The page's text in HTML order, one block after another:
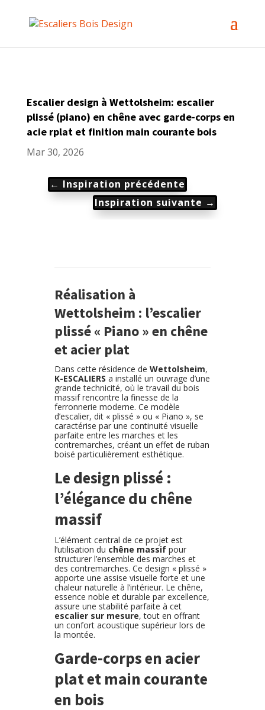
Escalier design à Wettolsheim: escalier
plissé (piano) en chêne avec garde-corps en
acie rplat et finition main courante bois
Mar 30, 2026
← Inspiration précédente
Inspiration suivante →
Réalisation à
Wettolsheim : l’escalier
plissé « Piano » en chêne
et acier plat
Dans cette résidence deWettolsheim,
K-ESCALIERS a installé un ouvrage d’une
grande technicité, où le travail du bois
massif rencontre la finesse de la
ferronnerie moderne. Ce modèle
d’escalier, dit « plissé » ou « Piano », se
caractérise par une continuité visuelle
parfaite entre les marches et les
contremarches, créant un effet de ruban
boisé particulièrement esthétique.
Le design plissé :
l’élégance du chêne
massif
L’élément central de ce projet est
l’utilisation du chêne massif pour
structurer l’ensemble des marches et
des contremarches. Ce design « plissé »
apporte une assise visuelle forte et une
chaleur naturelle à l’intérieur. Le chêne,
essence noble et durable par excellence,
assure une stabilité parfaite à cet
escalier sur mesure, tout en offrant
un confort acoustique supérieur lors de
la montée.
Garde-corps en acier
plat et main courante
en bois